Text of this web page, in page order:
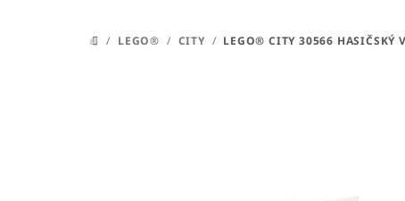
DOMŮ
/ LEGO® / CITY / LEGO® CITY 30566 HASIČSKÝ